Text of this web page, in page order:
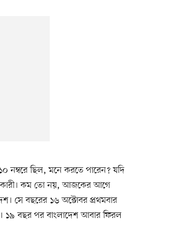
নম্বরে ছিল, মনে করতে পারেন? যদি
কম তো নয়, আজকের আগে
সে বছরের ১৬ অক্টোবর প্রথমবার
১৯ বছর পর বাংলাদেশ আবার ফিরল